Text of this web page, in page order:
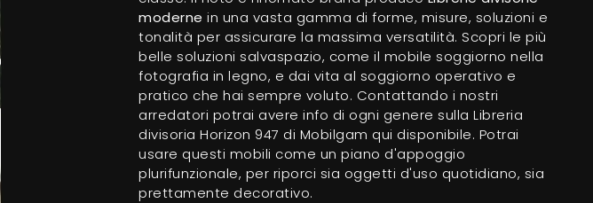
moderne in una vasta gamma di forme, misure, soluzioni e
tonalità per assicurare la massima versatilità. Scopri le più
belle soluzioni salvaspazio, come il mobile soggiorno nella
fotografia in legno, e dai vita al soggiorno operativo e
pratico che hai sempre voluto. Contattando i nostri
arredatori potrai avere info di ogni genere sulla Libreria
divisoria Horizon 947 di Mobilgam qui disponibile. Potrai
usare questi mobili come un piano d'appoggio
plurifunzionale, per riporci sia oggetti d'uso quotidiano, sia
prettamente decorativo.